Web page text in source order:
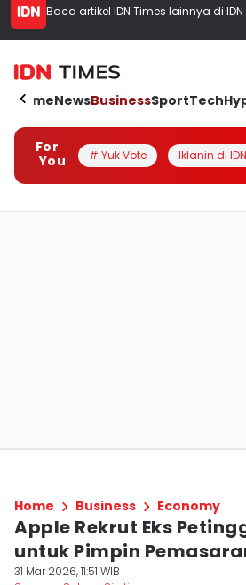
Baca artikel IDN Times lainnya di IDN
HomeNewsBusinessSportTech
For
You
# Yuk Vote Iklanin di IDN
Home Business Economy
Apple Rekrut Eks
untuk Pimpin
31 Mar 2026, 11:51 WIB